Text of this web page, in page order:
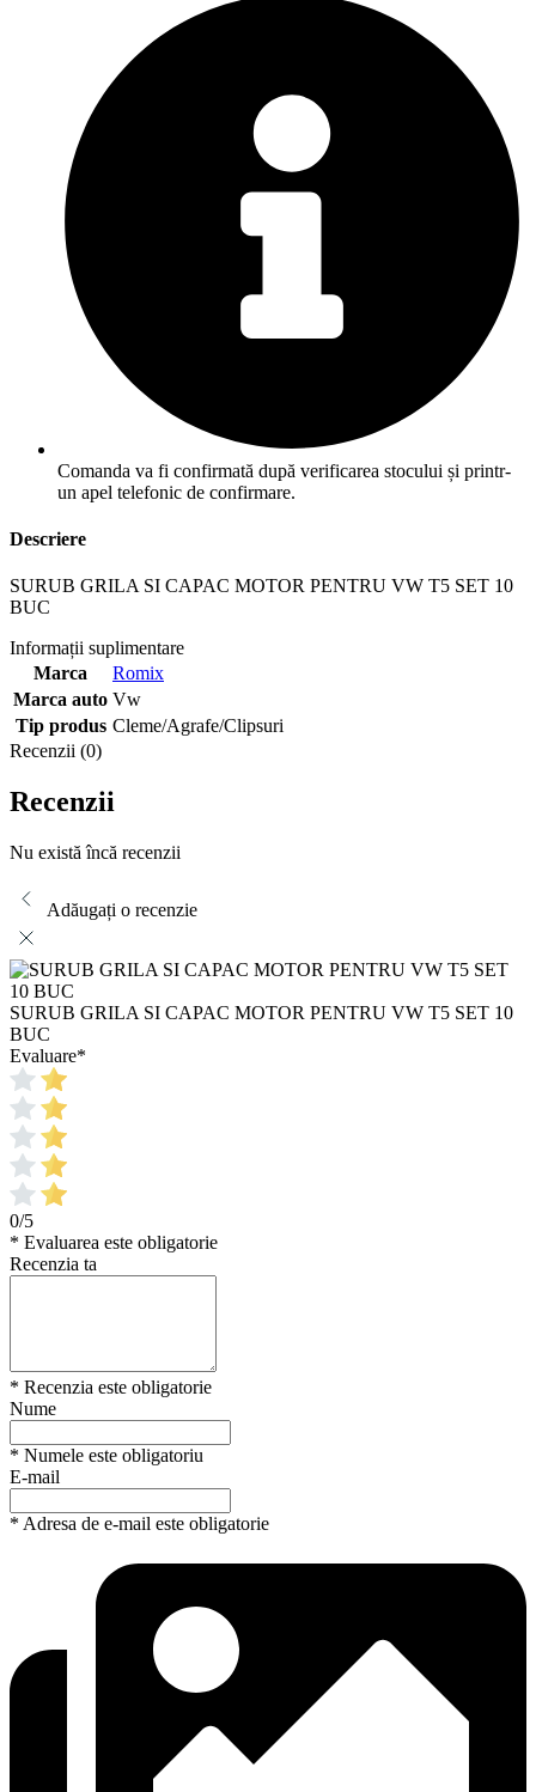
Comanda va fi confirmată după verificarea stocului și printr-
un apel telefonic de confirmare.
Descriere
SURUB GRILA SI CAPAC MOTOR PENTRU VW T5 SET 10
BUC
Informații suplimentare
Marca
Romix
Marca auto Vw
Tip produs Cleme/Agrafe/Clipsuri
Recenzii (0)
Recenzii
Nu există încă recenzii
Adăugați o recenzie
SURUB GRILA SI CAPAC MOTOR PENTRU VW T5 SET 10
BUC
Evaluare*
0/5
* Evaluarea este obligatorie
Recenzia ta
* Recenzia este obligatorie
Nume
* Numele este obligatoriu
E-mail
* Adresa de e-mail este obligatorie